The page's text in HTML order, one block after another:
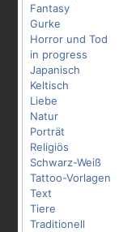
Fantasy
Gurke
Horror und Tod
in progress
Japanisch
Keltisch
Liebe
Natur
Porträt
Religiös
Schwarz-Weiß
Tattoo-Vorlagen
Text
Tiere
Traditionell